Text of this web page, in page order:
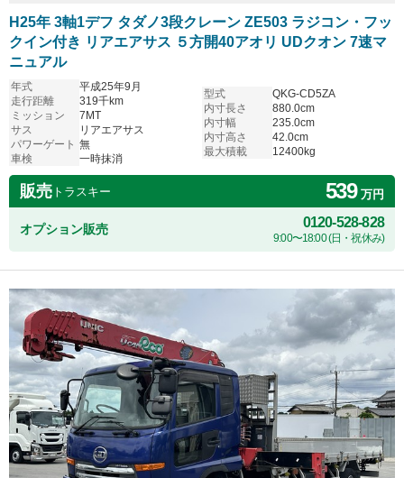
H25年 3軸1デフ タダノ3段クレーン ZE503 ラジコン・フッ
クイン付き リアエアサス ５方開40アオリ UDクオン 7速マ
ニュアル
年式
平成25年9月
走行距離
319千km
ミッション
7MT
サス
リアエアサス
パワーゲート 無
車検
一時抹消
型式
QKG-CD5ZA
内寸長さ
880.0cm
内寸幅
235.0cm
内寸高さ
42.0cm
最大積載
12400kg
販売 トラスキー 539万円
オプション販売 0120-528-828
9:00〜18:00 (日・祝休み)